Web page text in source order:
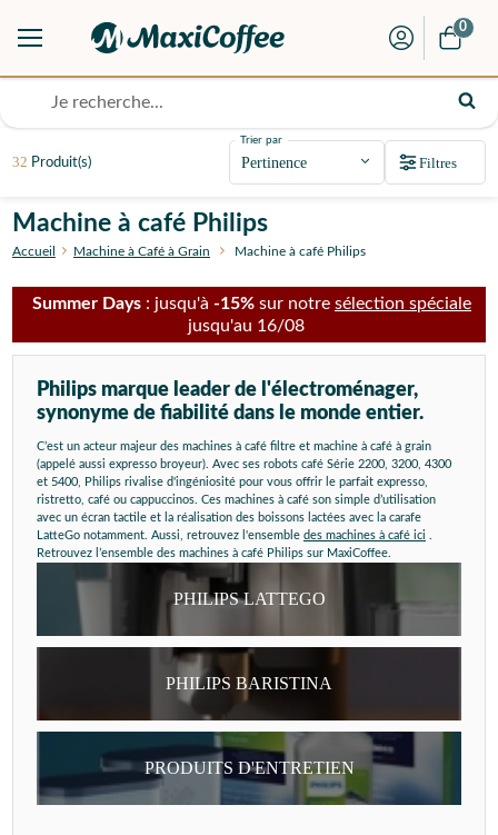
0
Machine à café Philips
Accueil Machine à Café à Grain Machine à café Philips
Summer Days : jusqu'à -15% sur notre sélection spéciale
jusqu'au 16/08
Philips marque leader de l'électroménager,
synonyme de fiabilité dans le monde entier.
C’est un acteur majeur des machines à café filtre et machine à café à grain
(appelé aussi expresso broyeur). Avec ses robots café Série 2200, 3200, 4300
et 5400, Philips rivalise d'ingéniosité pour vous offrir le parfait expresso,
ristretto, café ou cappuccinos. Ces machines à café son simple d’utilisation
avec un écran tactile et la réalisation des boissons lactées avec la carafe
LatteGo notamment. Aussi, retrouvez l'ensemble des machines à café ici
Retrouvez l’ensemble des machines à café Philips sur MaxiCoffee.
PHILIPS LATTEGO
PHILIPS BARISTINA
PRODUITS D'ENTRETIEN
32 Produit(s)
Trier par
Filtres